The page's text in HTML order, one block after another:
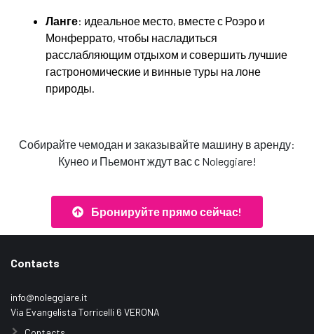
Ланге: идеальное место, вместе с Роэро и
Монферрато, чтобы насладиться
расслабляющим отдыхом и совершить лучшие
гастрономические и винные туры на лоне
природы.
Собирайте чемодан и заказывайте машину в аренду:
Кунео и Пьемонт ждут вас с Noleggiare!
Бронируйте прямо сейчас!
Contacts
info@noleggiare.it
Via Evangelista Torricelli 6 VERONA